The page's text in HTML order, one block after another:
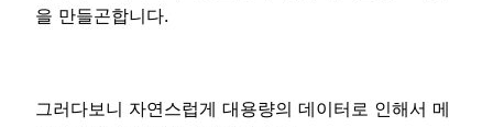
을 만들곤합니다.
그러다보니 자연스럽게 대용량의 데이터로 인해서 메